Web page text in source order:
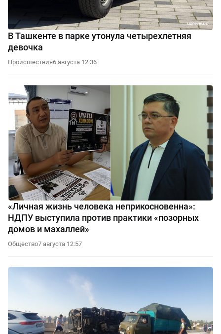
В Ташкенте в парке утонула четырехлетняя
девочка
Происшествия6 августа 12:36
«Личная жизнь человека неприкосновенна»:
НДПУ выступила против практики «позорных
домов и махаллей»
Общество7 августа 12:57